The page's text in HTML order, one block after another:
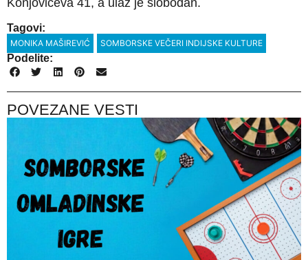
Konjovićeva 41, a ulaz je slobodan.
Tagovi:
MONIKA MAŠIREVIĆ SOMBORSKE VEČERI INDIJSKE KULTURE
Podelite:
POVEZANE VESTI